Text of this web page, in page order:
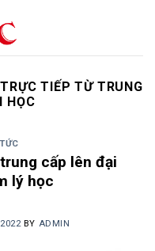
TIẾP TỪ TRUNG
HỌC
cấp lên đại
lý học
BY ADMIN